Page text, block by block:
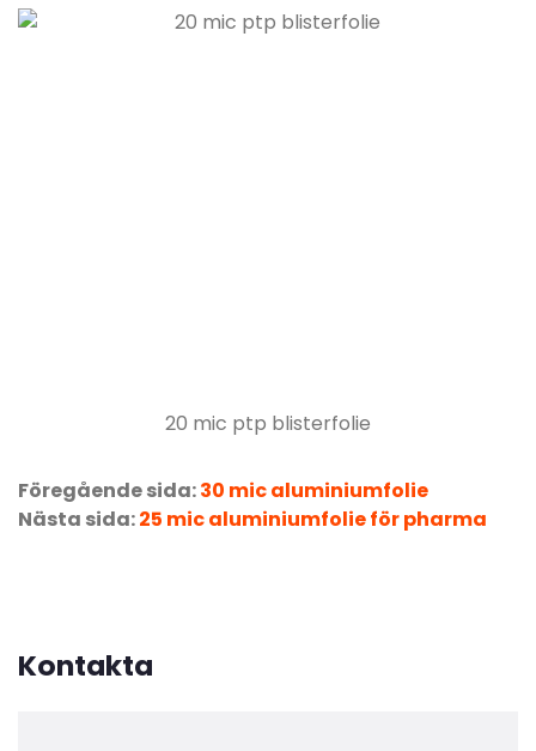
20 mic ptp blisterfolie
Föregående sida:30 mic aluminiumfolie
Nästa sida:25 mic aluminiumfolie för pharma
Kontakta